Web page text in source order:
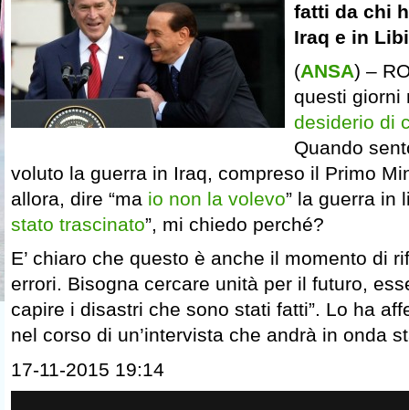
fatti da chi
Iraq e in
(ANSA) –
questi giorni
desiderio di
Quando
voluto la guerra in Iraq, compreso il Primo
allora, dire “ma io non la volevo” la guerra in
stato trascinato”, mi chiedo perché?
E’ chiaro che questo è anche il momento di
errori. Bisogna cercare unità per il futuro,
capire i disastri che sono stati fatti”. Lo ha
nel corso di un’intervista che andrà in onda
17-11-2015 19:14